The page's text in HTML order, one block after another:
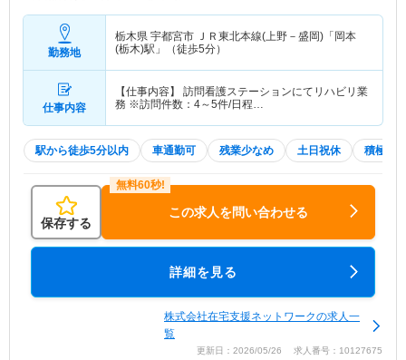
勤務地
栃木県 宇都宮市 ＪＲ東北本線(上野－盛岡)「岡本
(栃木)駅」（徒歩5分）
仕事内容
【仕事内容】 訪問看護ステーションにてリハビリ業
務 ※訪問件数：4～5件/日程…
駅から徒歩5分以内 車通勤可 残業少なめ 土日祝休 積極採
保存する
この求人を問い合わせる
詳細を見る
株式会社在宅支援ネットワークの求人一
覧
更新日：2026/05/26 求人番号：10127675